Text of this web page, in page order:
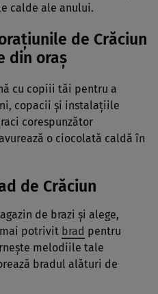
calde ale anului.
de Crăciun
din oraș
cu copiii tăi pentru a
copacii și instalațiile
corespunzător
o ciocolată caldă în
de Crăciun
de brazi și alege,
potrivit brad pentru
melodiile tale
bradul alături de